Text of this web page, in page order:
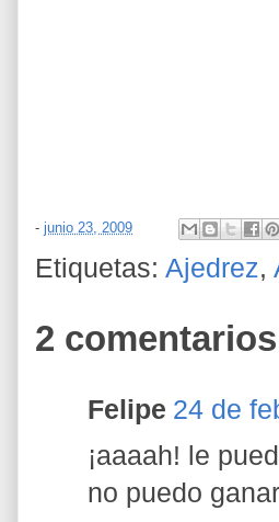
- junio 23, 2009
Etiquetas: Ajedrez,
2
Felipe 24 de
¡aaaah! le
no puedo